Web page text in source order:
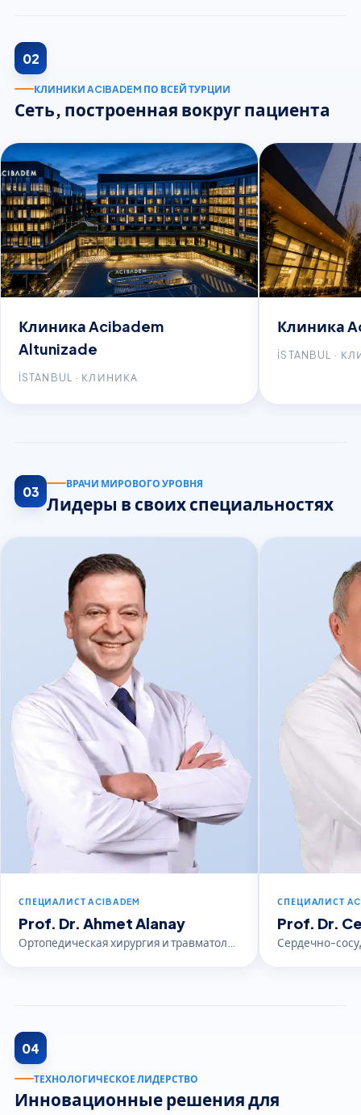
02
КЛИНИКИ ACIBADEM ПО ВСЕЙ ТУРЦИИ
Сеть, построенная вокруг пациента
Клиника Acibadem
Altunizade
İSTANBUL · КЛИНИКА
Клиника
İSTANBUL ·
03
ВРАЧИ МИРОВОГО УРОВНЯ
Лидеры в своих специальностях
СПЕЦИАЛИСТ ACIBADEM
Prof. Dr. Ahmet Alanay
Ортопедическая хирургия и травматология
СПЕЦИАЛИСТ
Prof. Dr.
Сердечно-
04
ТЕХНОЛОГИЧЕСКОЕ ЛИДЕРСТВО
Инновационные решения для